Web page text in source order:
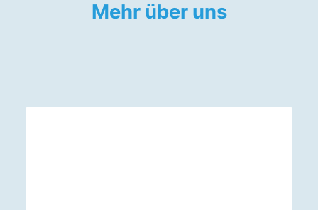
Mehr über uns